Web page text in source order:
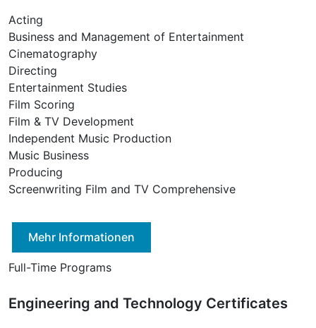
Acting
Business and Management of Entertainment
Cinematography
Directing
Entertainment Studies
Film Scoring
Film & TV Development
Independent Music Production
Music Business
Producing
Screenwriting Film and TV Comprehensive
Mehr Informationen
Full-Time Programs
Engineering and Technology Certificates